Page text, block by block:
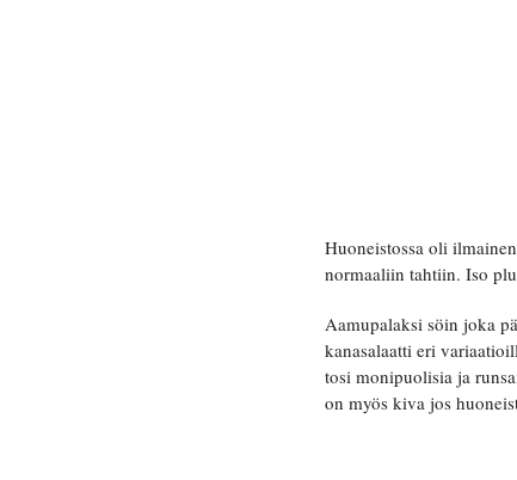
Huoneistossa oli ilmainen
normaaliin tahtiin. Iso
Aamupalaksi söin joka
kanasalaatti eri
tosi monipuolisia ja
on myös kiva jos